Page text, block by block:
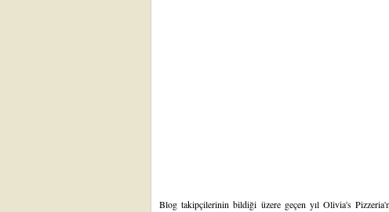
Blog takipçilerininbildiği üzere geçen yılOlivia's